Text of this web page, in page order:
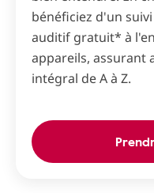
bénéficiez d'un
auditif gratuit* à
appareils, assurant
intégral de A à Z.